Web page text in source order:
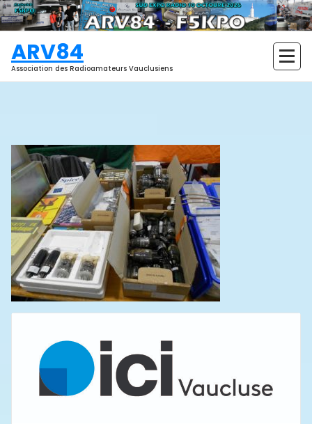
Aller
au
contenu
ARV84
Association des Radioamateurs Vauclusiens